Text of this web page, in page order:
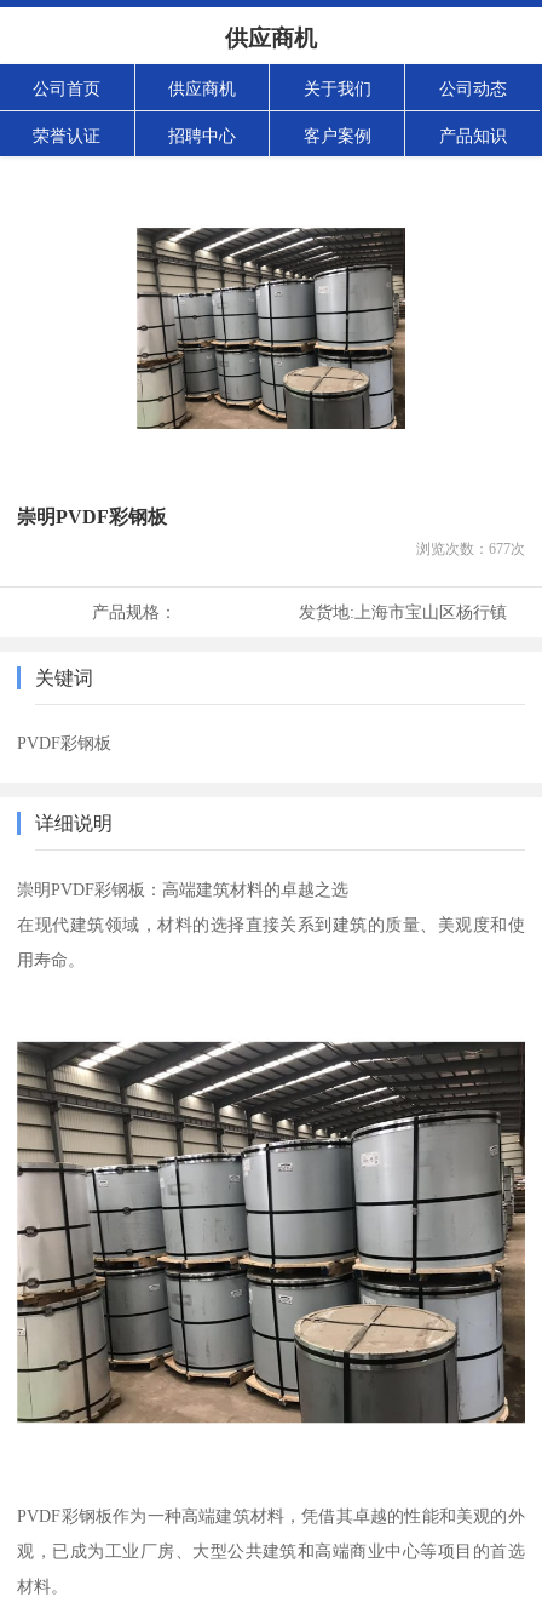
供应商机
公司首页 供应商机 关于我们 公司动态
荣誉认证 招聘中心 客户案例 产品知识
崇明PVDF彩钢板
浏览次数： 677次
产品规格： 发货地: 上海市宝山区杨行镇
关键词
PVDF彩钢板
详细说明
崇明PVDF彩钢板：高端建筑材料的卓越之选
在现代建筑领域，材料的选择直接关系到建筑的质量、美观度和使
用寿命。
PVDF彩钢板作为一种高端建筑材料，凭借其卓越的性能和美观的外
观，已成为工业厂房、大型公共建筑和高端商业中心等项目的首选
材料。